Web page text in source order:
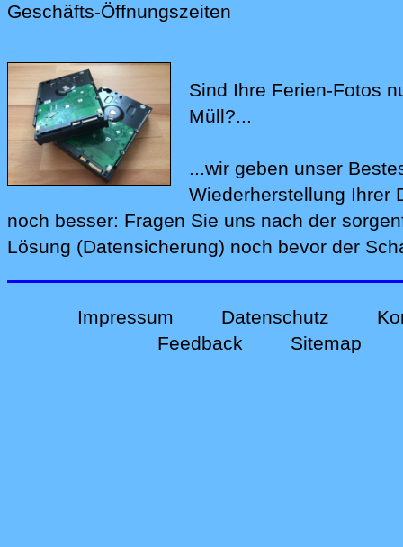
Geschäfts-Öffnungszeiten
Sind Ihre Ferien-Fotos
Müll?...
...wir geben unser
Wiederherstellung
noch bes‍ser: Fragen Sie uns nach der
Lösung (Datensicherung) noch bevor der
Impressum Datenschutz
Feedback
Sitemap